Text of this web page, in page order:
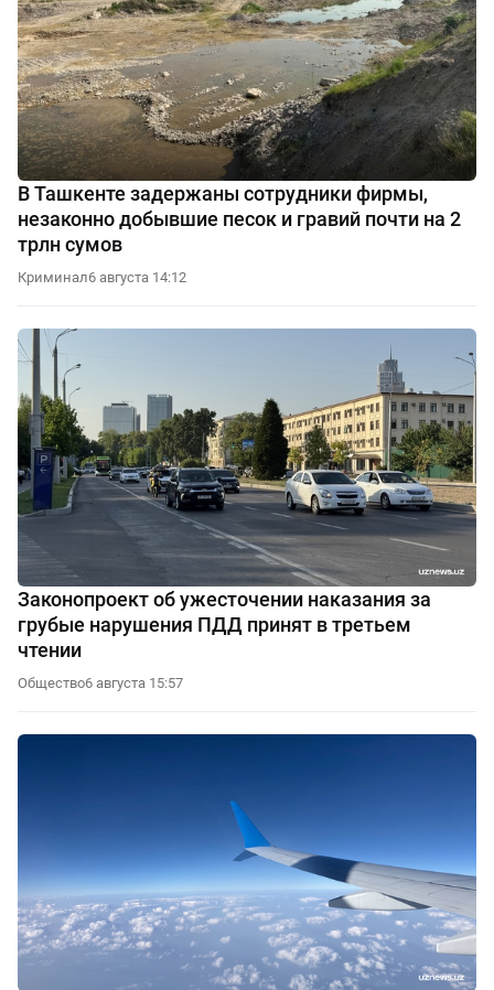
В Ташкенте задержаны сотрудники фирмы,
незаконно добывшие песок и гравий почти на 2
трлн сумов
Криминал6 августа 14:12
Законопроект об ужесточении наказания за
грубые нарушения ПДД принят в третьем
чтении
Общество6 августа 15:57